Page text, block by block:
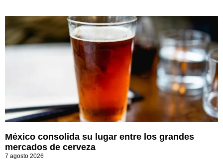
México consolida su lugar entre los grandes
mercados de cerveza
7 agosto 2026